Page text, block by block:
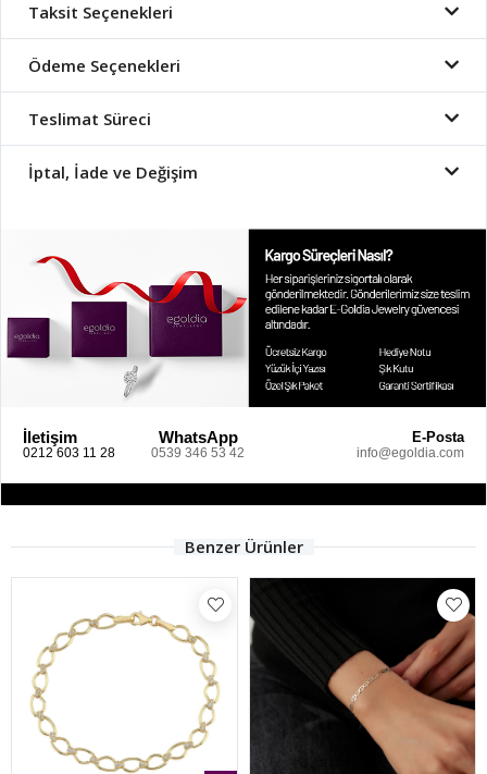
Taksit Seçenekleri
Ödeme Seçenekleri
Teslimat Süreci
İptal, İade ve Değişim
İletişim
0212 603 11 28
WhatsApp
0539 346 53 42
E-Posta
info@egoldia.com
Benzer Ürünler